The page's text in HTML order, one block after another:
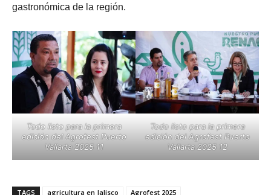
gastronómica de la región.
Todo listo para la primera
edición del Agrofest Puerto
Vallarta 2025 11
Todo listo para la primera
edición del Agrofest Puerto
Vallarta 2025 12
TAGS agricultura en Jalisco Agrofest 2025